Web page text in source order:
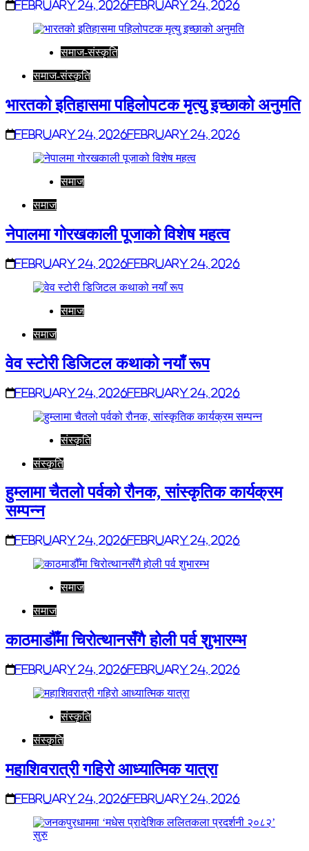
February 24, 2026February 24, 2026
समाज-संस्कृति
समाज-संस्कृति
भारतको इतिहासमा पहिलोपटक मृत्यु इच्छाको अनुमति
February 24, 2026February 24, 2026
समाज
समाज
नेपालमा गोरखकाली पूजाको विशेष महत्व
February 24, 2026February 24, 2026
समाज
समाज
वेव स्टोरी डिजिटल कथाको नयाँ रूप
February 24, 2026February 24, 2026
संस्कृति
संस्कृति
हुम्लामा चैतलो पर्वको रौनक, सांस्कृतिक कार्यक्रम
सम्पन्न
February 24, 2026February 24, 2026
समाज
समाज
काठमाडौँमा चिरोत्थानसँगै होली पर्व शुभारम्भ
February 24, 2026February 24, 2026
संस्कृति
संस्कृति
महाशिवरात्री गहिरो आध्यात्मिक यात्रा
February 24, 2026February 24, 2026